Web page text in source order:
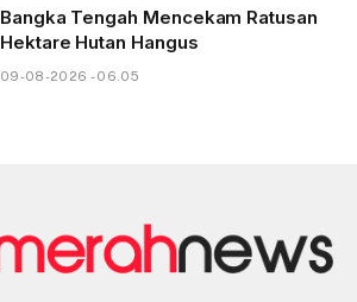
Bangka Tengah Mencekam Ratusan
Hektare Hutan Hangus
09-08-2026 - 06.05